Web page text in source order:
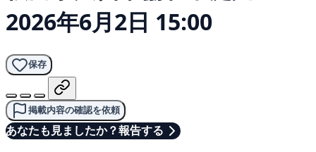
2026年6月2日 15:00
保存
掲載内容の確認を依頼
あなたも見ましたか？報告する